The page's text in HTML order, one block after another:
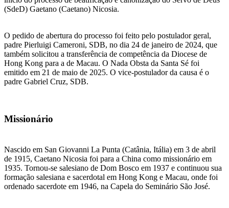
(SdeD) Gaetano (Caetano) Nicosia.
O pedido de abertura do processo foi feito pelo postulador geral,
padre Pierluigi Cameroni, SDB, no dia 24 de janeiro de 2024, que
também solicitou a transferência de competência da Diocese de
Hong Kong para a de Macau. O Nada Obsta da Santa Sé foi
emitido em 21 de maio de 2025. O vice-postulador da causa é o
padre Gabriel Cruz, SDB.
Missionário
Nascido em San Giovanni La Punta (Catânia, Itália) em 3 de abril
de 1915, Caetano Nicosia foi para a China como missionário em
1935. Tornou-se salesiano de Dom Bosco em 1937 e continuou sua
formação salesiana e sacerdotal em Hong Kong e Macau, onde foi
ordenado sacerdote em 1946, na Capela do Seminário São José.